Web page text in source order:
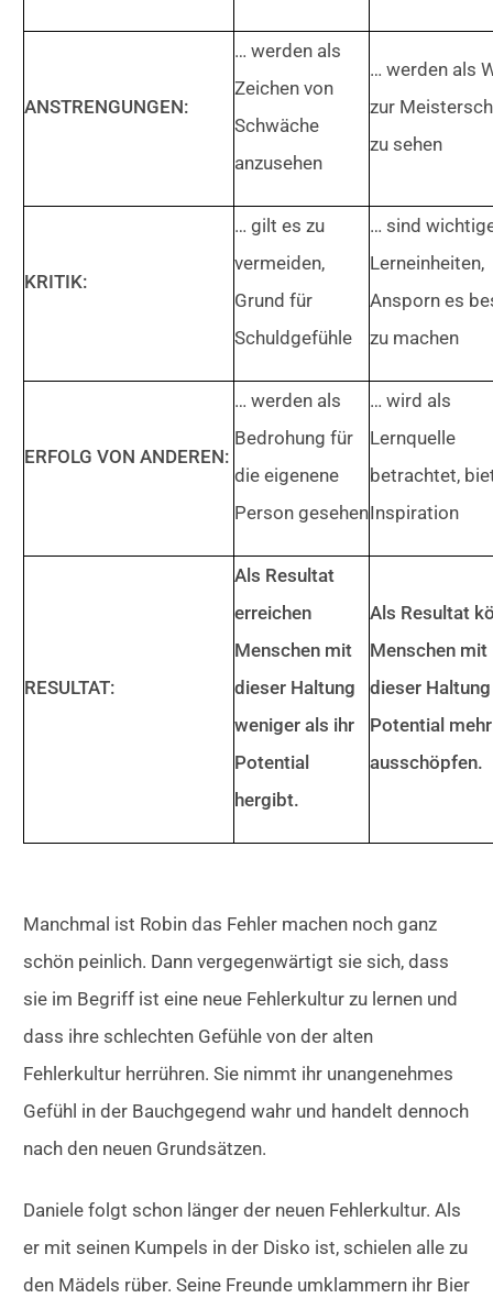
ANSTRENGUNGEN:
… werden als
Zeichen von
Schwäche
anzusehen
… werden als
zur
zu sehen
KRITIK:
… gilt es zu
vermeiden,
Grund für
Schuldgefühle
… sind
Lerneinheiten,
Ansporn es
zu machen
ERFOLG VON ANDEREN:
… werden als
Bedrohung für
die eigenene
Person gesehen
… wird als
Lernquelle
betrachtet,
Inspiration
RESULTAT:
Als Resultat
erreichen
Menschen mit
dieser Haltung
weniger als ihr
Potential
hergibt.
Als Resultat
Menschen mit
dieser
Potential mehr
ausschöpfen.
Manchmal ist Robin das Fehler machen noch ganz
schön peinlich. Dann vergegenwärtigt sie sich, dass
sie im Begriff ist eine neue Fehlerkultur zu lernen und
dass ihre schlechten Gefühle von der alten
Fehlerkultur herrühren. Sie nimmt ihr unangenehmes
Gefühl in der Bauchgegend wahr und handelt dennoch
nach den neuen Grundsätzen.
Daniele folgt schon länger der neuen Fehlerkultur. Als
er mit seinen Kumpels in der Disko ist, schielen alle zu
den Mädels rüber. Seine Freunde umklammern ihr Bier